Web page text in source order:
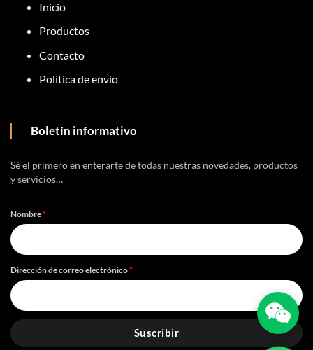
Inicio
Productos
Contacto
Política de envio
Boletín informativo
Sé el primero en enterarte de todas nuestras novedades, productos
y servicios…
Nombre*
Dirección de correo electrónico*
Suscribir